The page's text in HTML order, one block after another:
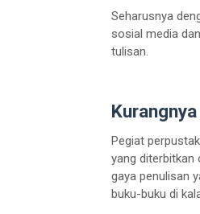
Seharusnya
sosial media
tulisan.
Pegiat
yang diterbitkan
gaya penulisan
buku-buku di